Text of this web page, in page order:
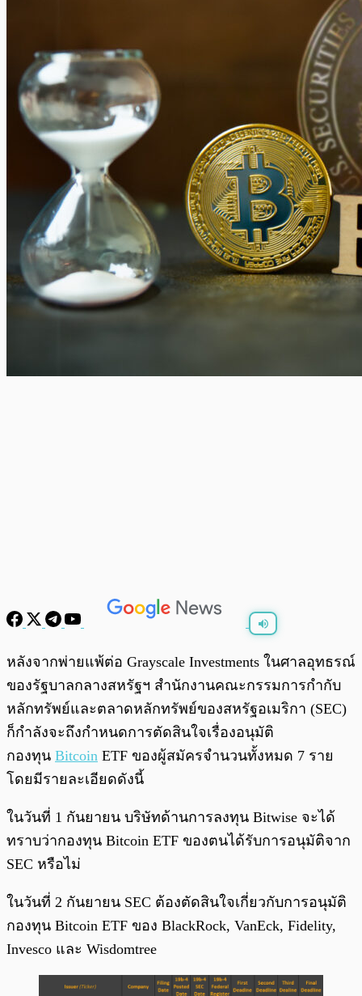
พร้อมเล่น
หลังจากพ่ายแพ้ต่อ Grayscale Investments ในศาลอุทธรณ์
ของรัฐบาลกลางสหรัฐฯ สำนักงานคณะกรรมการกำกับ
หลักทรัพย์และตลาดหลักทรัพย์ของสหรัฐอเมริกา (SEC)
ก็กำลังจะถึงกำหนดการตัดสินใจเรื่องอนุมัติ
กองทุน Bitcoin ETF ของผู้สมัครจำนวนทั้งหมด 7 ราย
โดยมีรายละเอียดดังนี้
ในวันที่ 1 กันยายน บริษัทด้านการลงทุน Bitwise จะได้
ทราบว่ากองทุน Bitcoin ETF ของตนได้รับการอนุมัติจาก
SEC หรือไม่
ในวันที่ 2 กันยายน SEC ต้องตัดสินใจเกี่ยวกับการอนุมัติ
กองทุน Bitcoin ETF ของ BlackRock, VanEck, Fidelity,
Invesco และ Wisdomtree